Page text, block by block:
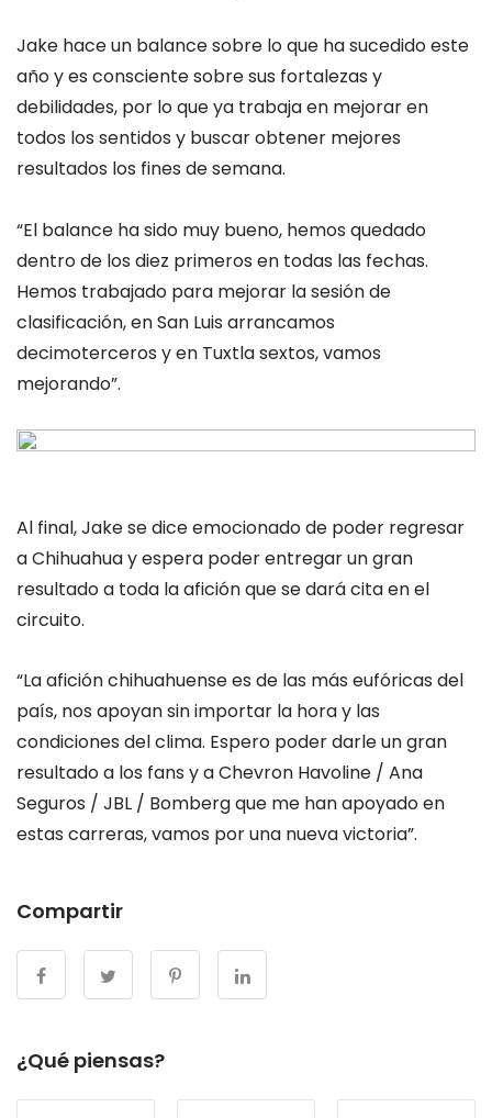
Jake hace un balance sobre lo que ha sucedido este
año y es consciente sobre sus fortalezas y
debilidades, por lo que ya trabaja en mejorar en
todos los sentidos y buscar obtener mejores
resultados los fines de semana.
“El balance ha sido muy bueno, hemos quedado
dentro de los diez primeros en todas las fechas.
Hemos trabajado para mejorar la sesión de
clasificación, en San Luis arrancamos
decimoterceros y en Tuxtla sextos, vamos
mejorando”.
Al final, Jake se dice emocionado de poder regresar
a Chihuahua y espera poder entregar un gran
resultado a toda la afición que se dará cita en el
circuito.
“La afición chihuahuense es de las más eufóricas del
país, nos apoyan sin importar la hora y las
condiciones del clima. Espero poder darle un gran
resultado a los fans y a Chevron Havoline / Ana
Seguros / JBL / Bomberg que me han apoyado en
estas carreras, vamos por una nueva victoria”.
Compartir
¿Qué piensas?